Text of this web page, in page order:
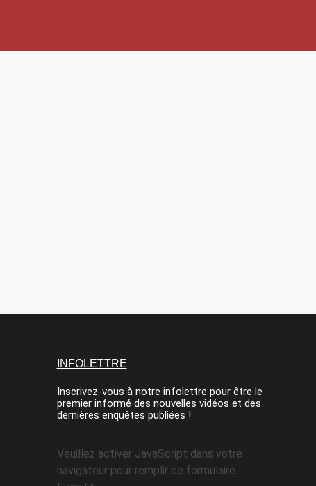
INFOLETTRE
Inscrivez-vous à notre infolettre pour être le
premier informé des nouvelles vidéos et des
dernières enquêtes publiées !
Veuillez activer JavaScript dans votre
navigateur pour remplir ce formulaire.